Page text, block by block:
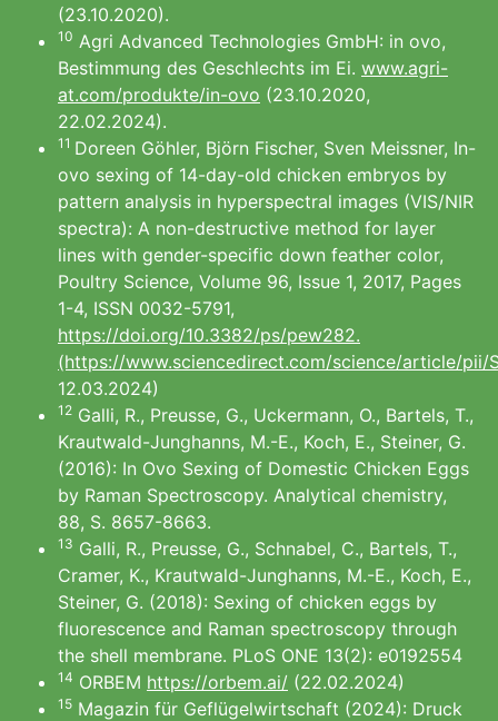
(23.10.2020).
10 Agri Advanced Technologies GmbH: in ovo,
Bestimmung des Geschlechts im Ei. www.agri-
at.com/produkte/in-ovo (23.10.2020,
22.02.2024).
11 Doreen Göhler, Björn Fischer, Sven Meissner, In-
ovo sexing of 14-day-old chicken embryos by
pattern analysis in hyperspectral images (VIS/NIR
spectra): A non-destructive method for layer
lines with gender-specific down feather color,
Poultry Science, Volume 96, Issue 1, 2017, Pages
1-4, ISSN 0032-5791,
https://doi.org/10.3382/ps/pew282.
(https://www.sciencedirect.com/science/article/pii/
12.03.2024)
12 Galli, R., Preusse, G., Uckermann, O., Bartels, T.,
Krautwald-Junghanns, M.-E., Koch, E., Steiner, G.
(2016): In Ovo Sexing of Domestic Chicken Eggs
by Raman Spectroscopy. Analytical chemistry,
88, S. 8657-8663.
13 Galli, R., Preusse, G., Schnabel, C., Bartels, T.,
Cramer, K., Krautwald-Junghanns, M.-E., Koch, E.,
Steiner, G. (2018): Sexing of chicken eggs by
fluorescence and Raman spectroscopy through
the shell membrane. PLoS ONE 13(2): e0192554
14 ORBEM https://orbem.ai/ (22.02.2024)
15 Magazin für Geflügelwirtschaft (2024): Druck